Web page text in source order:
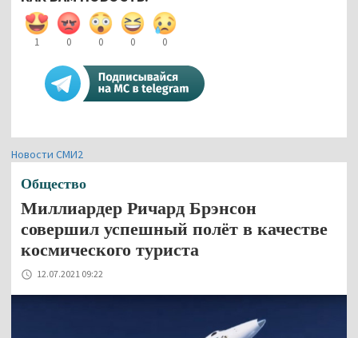
1 0 0 0 0
Новости СМИ2
Общество
Миллиардер Ричард Брэнсон
совершил успешный полёт в качестве
космического туриста
12.07.2021 09:22